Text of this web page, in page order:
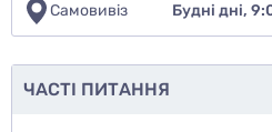
Самовивіз Будні дні,
ЧАСТІ ПИТАННЯ